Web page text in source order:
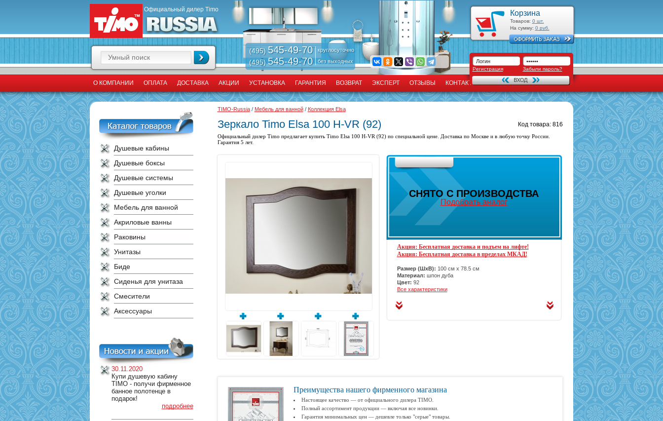
Официальный дилер Timo
(495) 545-49-70
(495)545-49-70
круглосуточно
без выходных
Корзина
Товаров: 0шт.
На сумму: 0руб.
Регистрация Забыли пароль?
О КОМПАНИИ ОПЛАТА ДОСТАВКА АКЦИИ УСТАНОВКА ГАРАНТИЯ ВОЗВРАТ ЭКСПЕРТ ОТЗЫВЫ КОНТАКТЫ
Душевые кабины
Душевые боксы
Душевые системы
Душевые уголки
Мебель для ванной
Акриловые ванны
Раковины
Унитазы
Биде
Сиденья для унитаза
Смесители
Аксессуары
30.11.2020
Купи душевую кабину
TIMO - получи фирменное
банное полотенце в
подарок!
подробнее
TIMO-Russia/ Мебель для ванной/ Коллекция Elsa
Код товара: 816
Зеркало Timo Elsa 100 H-VR (92)
Официальный дилер Timo предлагает купить Timo Elsa 100 H-VR (92) по специальной цене. Доставка по Москве и в любую точку России.
Гарантия 5 лет.
СНЯТО С ПРОИЗВОДСТВА
Подобрать аналог
Акция: Бесплатная доставка и подъем на лифте!
Акция: Бесплатная доставка в пределах МКАД!
Размер (ШхВ): 100 см х 78.5 см
Материал: шпон дуба
Цвет: 92
Все характеристики
Преимущества нашего фирменного магазина
Настоящее качество — от официального дилера TIMO.
Полный ассортимент продукции — включая все новинки.
Гарантия минимальных цен — дешевле только "серые" товары.